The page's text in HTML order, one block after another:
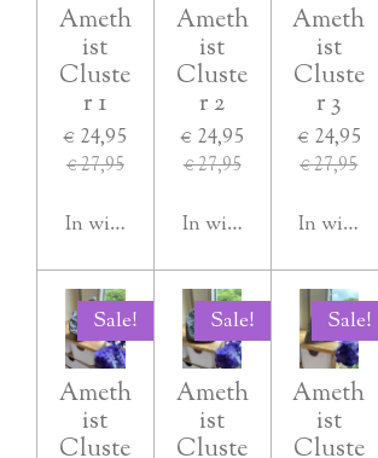
Ameth
ist
Cluste
r 1
€ 24,95
€ 27,95
In winkelwagen
Ameth
ist
Cluste
r 2
€ 24,95
€ 27,95
In winkelwagen
Ameth
ist
Cluste
r 3
€ 24,95
€ 27,95
In
Sale!
Ameth
ist
Cluste
Sale!
Ameth
ist
Cluste
Sale!
Ameth
ist
Cluste